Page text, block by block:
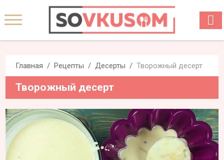
Главная Рецепты Десерты Творожный десерт
Творожный десерт